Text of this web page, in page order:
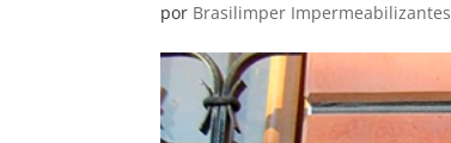
por Brasilimper Impermeabilizantes